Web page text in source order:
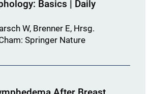
Basics | Daily
W, Brenner E, Hrsg.
Springer Nature